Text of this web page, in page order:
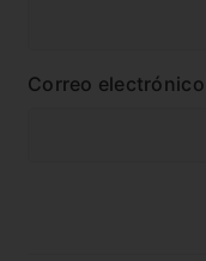
Correo electrónico